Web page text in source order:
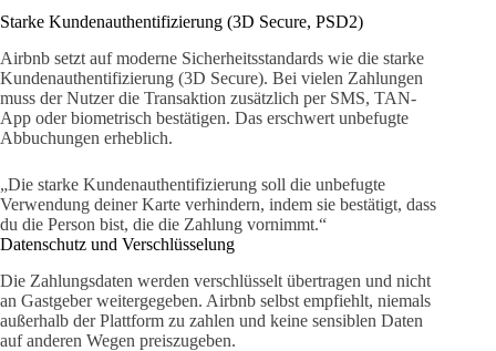
Starke Kundenauthentifizierung (3D Secure, PSD2)
Airbnb setzt auf moderne Sicherheitsstandards wie die starke
Kundenauthentifizierung (3D Secure). Bei vielen Zahlungen
muss der Nutzer die Transaktion zusätzlich per SMS, TAN-
App oder biometrisch bestätigen. Das erschwert unbefugte
Abbuchungen erheblich.
„Die starke Kundenauthentifizierung soll die unbefugte
Verwendung deiner Karte verhindern, indem sie bestätigt, dass
du die Person bist, die die Zahlung vornimmt.“
Datenschutz und Verschlüsselung
Die Zahlungsdaten werden verschlüsselt übertragen und nicht
an Gastgeber weitergegeben. Airbnb selbst empfiehlt, niemals
außerhalb der Plattform zu zahlen und keine sensiblen Daten
auf anderen Wegen preiszugeben.